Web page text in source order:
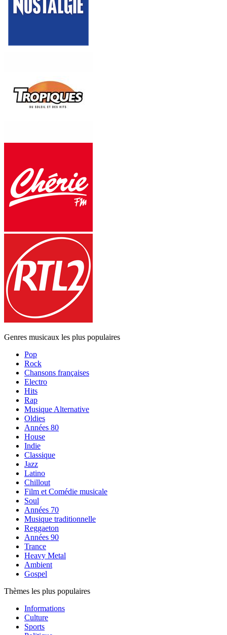
Genres musicaux les plus populaires
Pop
Rock
Chansons françaises
Electro
Hits
Rap
Musique Alternative
Oldies
Années 80
House
Indie
Classique
Jazz
Latino
Chillout
Film et Comédie musicale
Soul
Années 70
Musique traditionnelle
Reggaeton
Années 90
Trance
Heavy Metal
Ambient
Gospel
Thèmes les plus populaires
Informations
Culture
Sports